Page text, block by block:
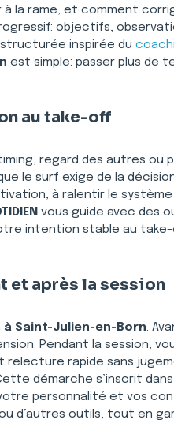
la rame, et comment
objectifs,
inspirée du
est simple: passer plus de
au take-off
regard des autres ou
le surf exige de la
à ralentir le
vous guide avec des
intention stable au
et après la session
à Saint-Julien-en-Born.
Pendant la session,
rapide sans
démarche s’inscrit
personnalité et vos
d’autres outils, tout en